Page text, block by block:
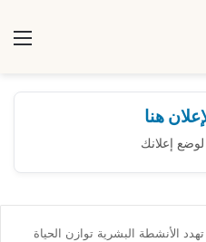
هنا
إعلانك
الأنشطة البشرية توازن الحياة